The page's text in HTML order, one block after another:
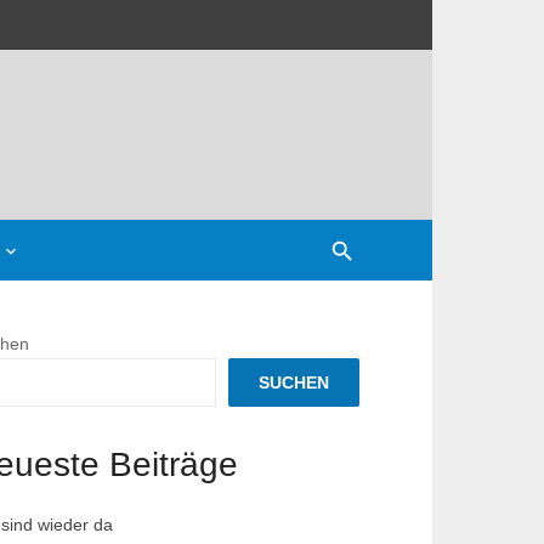
SUCHEN
Beiträge
wieder da